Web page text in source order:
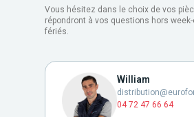
Vous hésitez dans le choix de vos
répondront à vos questions hors
fériés.
William
04 72 47 66 64